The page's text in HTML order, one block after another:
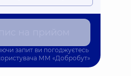
запит ви погоджуєтесь
ММ «Добробут»